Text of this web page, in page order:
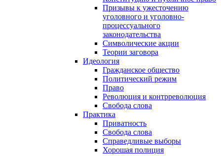
Призывы к ужесточению
уголовного и уголовно-
процессуального
законодательства
Символические акции
Теории заговора
Идеология
Гражданское общество
Политический режим
Право
Революция и контрреволюция
Свобода слова
Практика
Приватность
Свобода слова
Справедливые выборы
Хорошая полиция